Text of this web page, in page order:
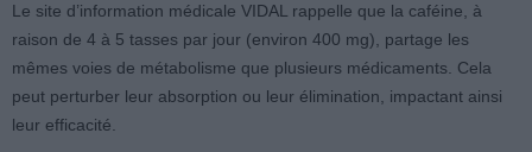
Le site d’information médicale VIDAL rappelle que la caféine, à
raison de 4 à 5 tasses par jour (environ 400 mg), partage les
mêmes voies de métabolisme que plusieurs médicaments. Cela
peut perturber leur absorption ou leur élimination, impactant ainsi
leur efficacité.